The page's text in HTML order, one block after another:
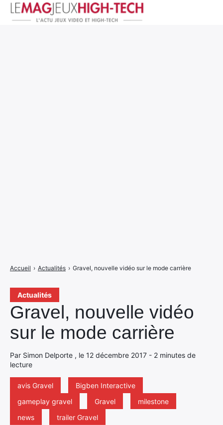
Actualités
Gravel, nouvelle vidéo
sur le mode carrière
Par Simon Delporte , le 12 décembre 2017 - 2 minutes de
lecture
avis Gravel
Bigben Interactive
gameplay gravel
Gravel
milestone
news
trailer Gravel
Accueil › Actualités › Gravel, nouvelle vidéo sur le mode carrière